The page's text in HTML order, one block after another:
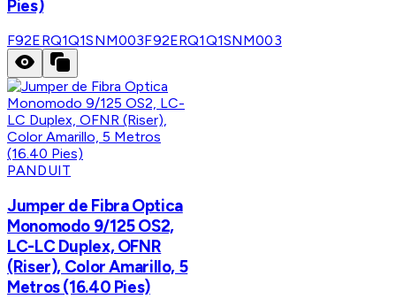
Pies)
F92ERQ1Q1SNM003F92ERQ1Q1SNM003
PANDUIT
Jumper de Fibra Optica
Monomodo 9/125 OS2,
LC-LC Duplex, OFNR
(Riser), Color Amarillo, 5
Metros (16.40 Pies)